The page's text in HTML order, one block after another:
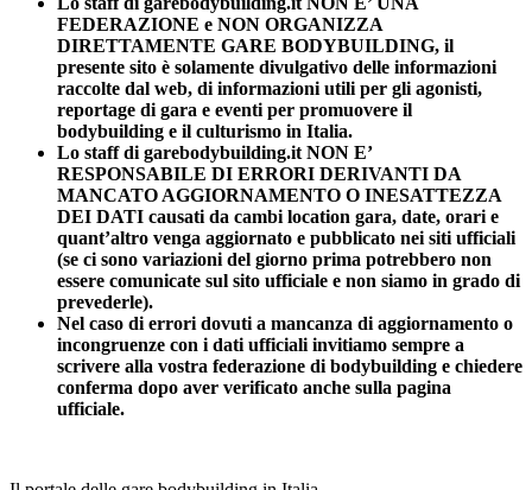
FEDERAZIONE e NON ORGANIZZA
DIRETTAMENTE GARE BODYBUILDING, il
presente sito è solamente divulgativo delle informazioni
raccolte dal web, di informazioni utili per gli agonisti,
reportage di gara e eventi per promuovere il
bodybuilding e il culturismo in Italia.
Lo staff di garebodybuilding.it NON E’
RESPONSABILE DI ERRORI DERIVANTI DA
MANCATO AGGIORNAMENTO O INESATTEZZA
DEI DATI causati da cambi location gara, date, orari e
quant’altro venga aggiornato e pubblicato nei siti ufficiali
(se ci sono variazioni del giorno prima potrebbero non
essere comunicate sul sito ufficiale e non siamo in grado di
prevederle).
Nel caso di errori dovuti a mancanza di aggiornamento o
incongruenze con i dati ufficiali invitiamo sempre a
scrivere alla vostra federazione di bodybuilding e chiedere
conferma dopo aver verificato anche sulla pagina
ufficiale.